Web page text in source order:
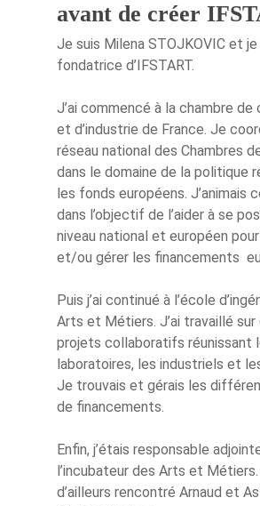
avant de créer
Je suis Milena STOJKOVIC et
fondatrice d’IFSTART.
J’ai commencé à la chambre de
et d’industrie de France. Je
réseau national des Chambres
dans le domaine de la politique
les fonds européens. J’animais
dans l’objectif de l’aider à se
niveau national et européen
et/ou gérer les financements
Puis j’ai continué à l’école
Arts et Métiers. J’ai travaillé sur
projets collaboratifs réunissant
laboratoires, les industriels et
Je trouvais et gérais les
de financements.
Enfin, j’étais responsable
l’incubateur des Arts et Métiers.
d’ailleurs rencontré Arnaud et